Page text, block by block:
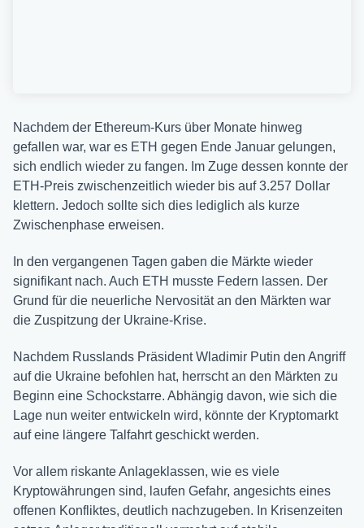
Nachdem der Ethereum-Kurs über Monate hinweg
gefallen war, war es ETH gegen Ende Januar gelungen,
sich endlich wieder zu fangen. Im Zuge dessen konnte der
ETH-Preis zwischenzeitlich wieder bis auf 3.257 Dollar
klettern. Jedoch sollte sich dies lediglich als kurze
Zwischenphase erweisen.
In den vergangenen Tagen gaben die Märkte wieder
signifikant nach. Auch ETH musste Federn lassen. Der
Grund für die neuerliche Nervosität an den Märkten war
die Zuspitzung der Ukraine-Krise.
Nachdem Russlands Präsident Wladimir Putin den Angriff
auf die Ukraine befohlen hat, herrscht an den Märkten zu
Beginn eine Schockstarre. Abhängig davon, wie sich die
Lage nun weiter entwickeln wird, könnte der Kryptomarkt
auf eine längere Talfahrt geschickt werden.
Vor allem riskante Anlageklassen, wie es viele
Kryptowährungen sind, laufen Gefahr, angesichts eines
offenen Konfliktes, deutlich nachzugeben. In Krisenzeiten